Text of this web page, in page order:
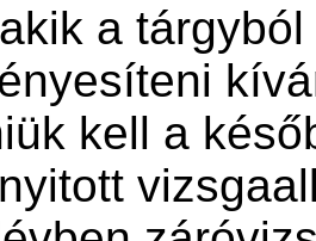
a
kell a